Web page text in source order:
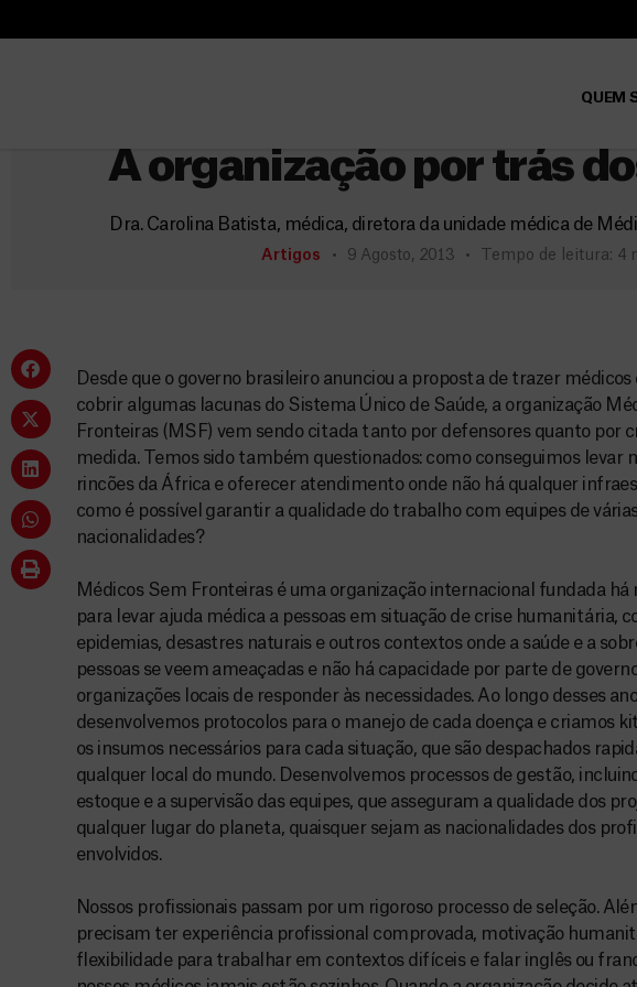
QUEM
c
a
r
A organização por trás
Dra. Carolina Batista, médica, diretora da unidade médica de
Artigos 9 Agosto, 2013 Tempo de leitura: 4
Desde que o governo brasileiro anunciou a proposta de trazer
cobrir algumas lacunas do Sistema Único de Saúde, a organização
Fronteiras (MSF) vem sendo citada tanto por defensores quanto por
medida. Temos sido também questionados: como conseguimos levar
rincões da África e oferecer atendimento onde não há qualquer
como é possível garantir a qualidade do trabalho com equipes de
nacionalidades?
Médicos Sem Fronteiras é uma organização internacional fundada há
para levar ajuda médica a pessoas em situação de crise humanitária,
epidemias, desastres naturais e outros contextos onde a saúde e a
pessoas se veem ameaçadas e não há capacidade por parte de
organizações locais de responder às necessidades. Ao longo desses
desenvolvemos protocolos para o manejo de cada doença e criamos
os insumos necessários para cada situação, que são despachados
qualquer local do mundo. Desenvolvemos processos de gestão,
estoque e a supervisão das equipes, que asseguram a qualidade dos
qualquer lugar do planeta, quaisquer sejam as nacionalidades dos
envolvidos.
Nossos profissionais passam por um rigoroso processo de seleção.
precisam ter experiência profissional comprovada, motivação
flexibilidade para trabalhar em contextos difíceis e falar inglês ou
r